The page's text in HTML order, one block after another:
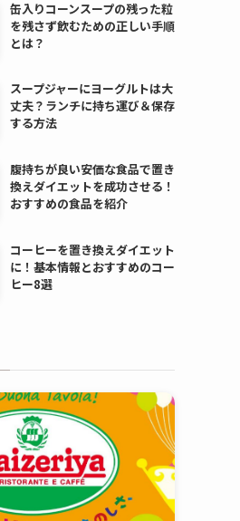
缶入りコーンスープの残った粒
を残さず飲むための正しい手順
とは？
スープジャーにヨーグルトは大
丈夫？ランチに持ち運び＆保存
する方法
腹持ちが良い安価な食品で置き
換えダイエットを成功させる！
おすすめの食品を紹介
コーヒーを置き換えダイエット
に！基本情報とおすすめのコー
ヒー8選